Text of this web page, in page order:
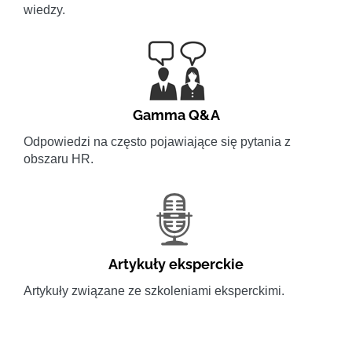
wiedzy.
Gamma Q&A
Odpowiedzi na często pojawiające się pytania z
obszaru HR.
Artykuły eksperckie
Artykuły związane ze szkoleniami eksperckimi.